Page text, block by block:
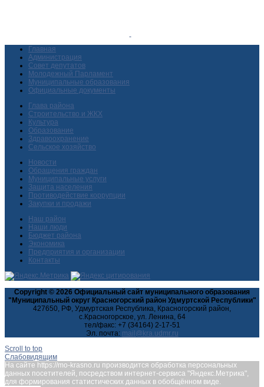
Главная
Администрация
Совет депутатов
Молодежный Парламент
Муниципальные образования
Официальные документы
Глава района
Строительство и ЖКХ
Культура
Образование
Здравоохранение
Сельское хозяйство
Новости
Обращения граждан
Муниципальные услуги
Защита населения
Противодействие коррупции
Закупки и продажи
Наш район
Наши люди
Бюджет района
Экономика
Предприятия и организации
Контакты
Copyright © 2026 Официальный сайт муниципального образования
"Муниципальный округ Красногорский район Удмуртской Республики"
427650, РФ, Удмуртская Республика, Красногорский район,
с.Красногорское, ул. Ленина, 64
тел/факс: +7 (34164) 2-17-51
Эл. почта:
Scroll to top
Слабовидящим
На сайте https://mo-krasno.ru производится обработка персональных
данных посетителей, посредством интернет-сервиса "Яндекс.Метрика",
для формирования статистических данных в обобщённом виде.